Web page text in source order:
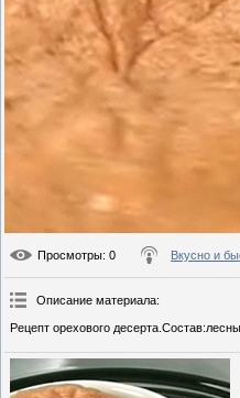
Просмотры: 0 Вкусно и
Описание материала:
Рецепт орехового